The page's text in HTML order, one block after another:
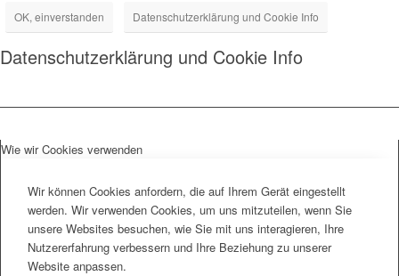
OK, einverstanden Datenschutzerklärung und Cookie Info
Datenschutzerklärung und Cookie Info
Wie wir Cookies verwenden
Wir können Cookies anfordern, die auf Ihrem Gerät eingestellt
werden. Wir verwenden Cookies, um uns mitzuteilen, wenn Sie
unsere Websites besuchen, wie Sie mit uns interagieren, Ihre
Nutzererfahrung verbessern und Ihre Beziehung zu unserer
Website anpassen.